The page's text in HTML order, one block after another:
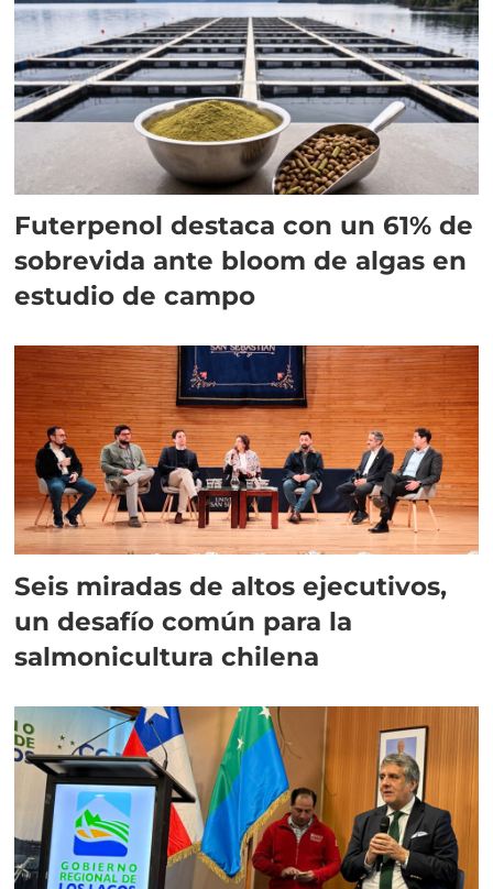
Futerpenol destaca con un 61% de
sobrevida ante bloom de algas en
estudio de campo
Seis miradas de altos ejecutivos,
un desafío común para la
salmonicultura chilena